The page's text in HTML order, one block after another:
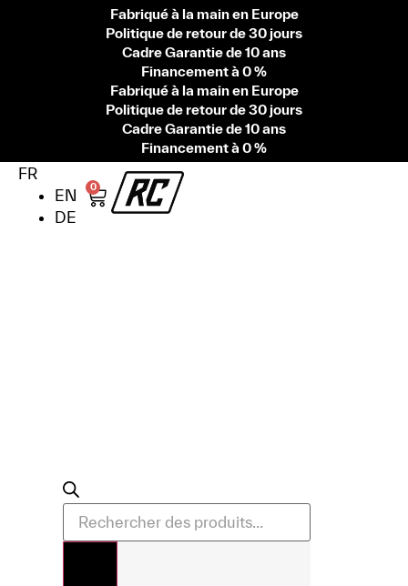
Fabriqué à la main en Europe
Politique de retour de 30 jours
Cadre Garantie de 10 ans
Financement à 0 %
Fabriqué à la main en Europe
Politique de retour de 30 jours
Cadre Garantie de 10 ans
Financement à 0 %
FR
EN
DE
0